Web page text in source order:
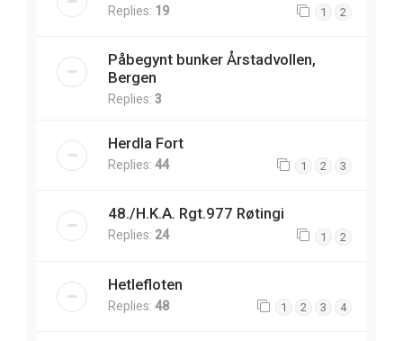
Replies: 19 1 2
Påbegynt bunker Årstadvollen,
Bergen
Replies: 3
Herdla Fort
Replies: 44 1 2 3
48./H.K.A. Rgt.977 Røtingi
Replies: 24 1 2
Hetlefloten
Replies: 48 1 2 3 4